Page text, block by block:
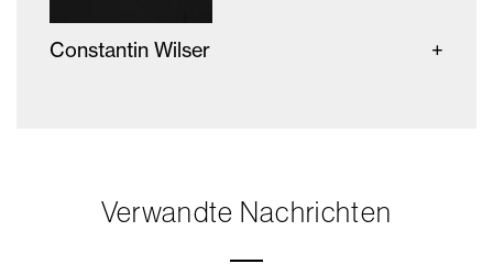
Constantin Wilser
Verwandte Nachrichten